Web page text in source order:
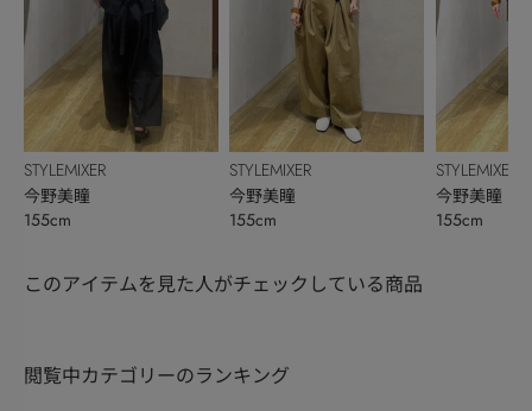
STYLEMIXER
今野美瞳
155cm
STYLEMIXER
今野美瞳
155cm
STYLEMIXER
今野美瞳
155cm
このアイテムを見た人がチェックしている商品
閲覧中カテゴリーのランキング